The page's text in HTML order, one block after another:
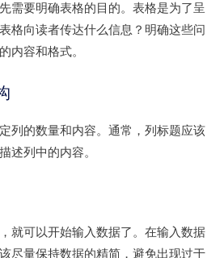
需要明确表格的目的。表格是为了呈
格向读者传达什么信息？明确这些问
内容和格式。
列的数量和内容。通常，列标题应该
述列中的内容。
就可以开始输入数据了。在输入数据
尽量保持数据的精简，避免出现过于